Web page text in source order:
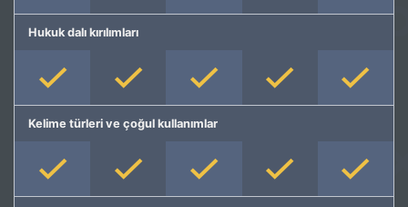
Hukuk dalı kırılımları
Kelime türleri ve çoğul kullanımlar